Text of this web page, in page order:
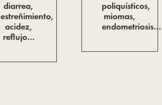
diarrea,
estreñimiento,
acidez,
reflujo…
poliquísticos,
miomas,
endometriosis…